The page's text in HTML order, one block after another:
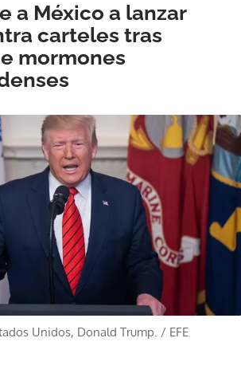
a México a lanzar
carteles tras
mormones
Unidos, Donald Trump. / EFE